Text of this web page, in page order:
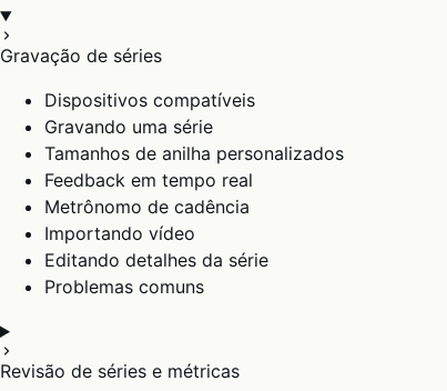
Gravação de séries
Dispositivos compatíveis
Gravando uma série
Tamanhos de anilha personalizados
Feedback em tempo real
Metrônomo de cadência
Importando vídeo
Editando detalhes da série
Problemas comuns
Revisão de séries e métricas